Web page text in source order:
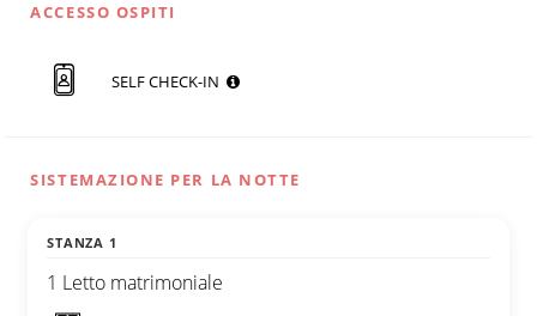
ACCESSO OSPITI
SELF CHECK-IN
SISTEMAZIONE PER LA NOTTE
STANZA 1
1 Letto matrimoniale